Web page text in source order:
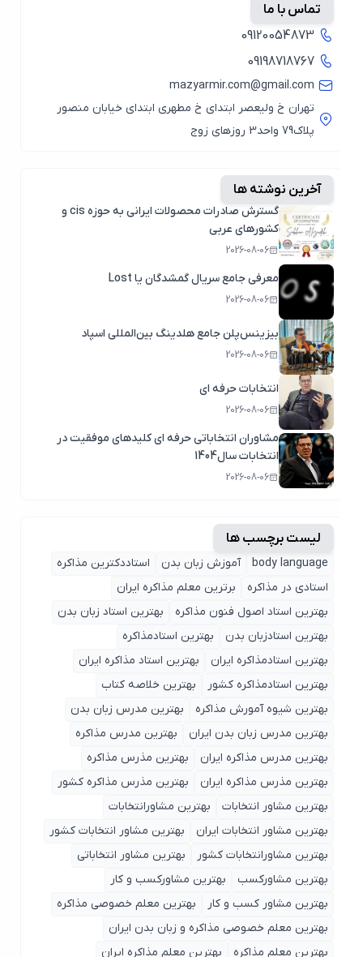
تماس با ما
09120054873
09198718767
mazyarmir.com@gmail.com
تهران خ ولیعصر ابتدای خ مطهری ابتدای خیابان منصور
پلاک79 واحد3 روزهای زوج
آخرین نوشته ها
گسترش صادرات محصولات ایرانی به حوزه cis و
کشورهای عربی
2026-08-06
معرفی جامع سریال گمشدگان یا Lost
2026-08-06
بیزینس‌پلن جامع هلدینگ بین‌المللی اسپاد
2026-08-06
انتخابات حرفه ای
2026-08-06
مشاوران انتخاباتی حرفه ای کلیدهای موفقیت در
انتخابات سال1404
2026-08-06
لیست برچسب ها
body language آموزش زبان بدن
استاددکترین مذاکره
استادی در مذاکره
برترین معلم مذاکره ایران
بهترین استاد اصول ‌فنون مذاکره
بهترین استاد زبان بدن
بهترین استادزبان بدن
بهترین استادمذاکره
بهترین استادمذاکره ایران
بهترین استاد مذاکره ایران
بهترین استادمذاکره کشور
بهترین خلاصه کتاب
بهترین شیوه آمورش مذاکره
بهترین مدرس زبان بدن
بهترین مدرس زبان بدن ایران
بهترین مدرس مذاکره
بهترین مدرس مذاکره ایران
بهترین مذرس مذاکره
بهترین مذرس مذاکره ایران
بهترین مذرس مذاکره کشور
بهترین مشاور انتخابات
بهترین مشاورانتخابات
بهترین مشاور انتخابات ایران
بهترین مشاور انتخابات کشور
بهترین مشاورانتخابات کشور
بهترین مشاور انتخاباتی
بهترین مشاورکسب
بهترین مشاورکسب و کار
بهترین مشاور کسب و کار
بهترین معلم خصوصی مذاکره
بهترین معلم خصوصی مذاکره و زبان بدن ایران
بهترین معلم مذاکره
بهترین معلم مذاکره ایران